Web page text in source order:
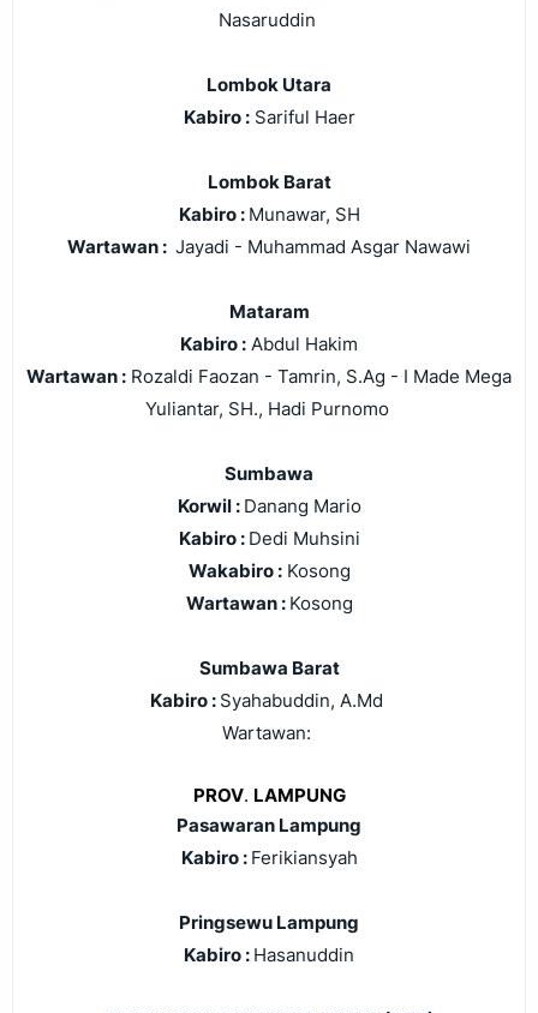
Nasaruddin
Lombok Utara
Kabiro :Sariful Haer
Lombok Barat
Kabiro : Munawar, SH
Wartawan : Jayadi - Muhammad Asgar Nawawi
Mataram
Kabiro : Abdul Hakim
Wartawan : Rozaldi Faozan - Tamrin, S.Ag - I Made Mega
Yuliantar, SH., Hadi Purnomo
Sumbawa
Korwil : Danang Mario
Kabiro : Dedi Muhsini
Wakabiro :Kosong
Wartawan : Kosong
Sumbawa Barat
Kabiro : Syahabuddin, A.Md
Wartawan:
PROV. LAMPUNG
Pasawaran Lampung
Kabiro : Ferikiansyah
Pringsewu Lampung
Kabiro : Hasanuddin